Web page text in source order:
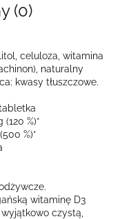
(0)
celuloza, witamina
naturalny
kwasy tłuszczowe.
%)*
%)*
witaminę D3
czystą,